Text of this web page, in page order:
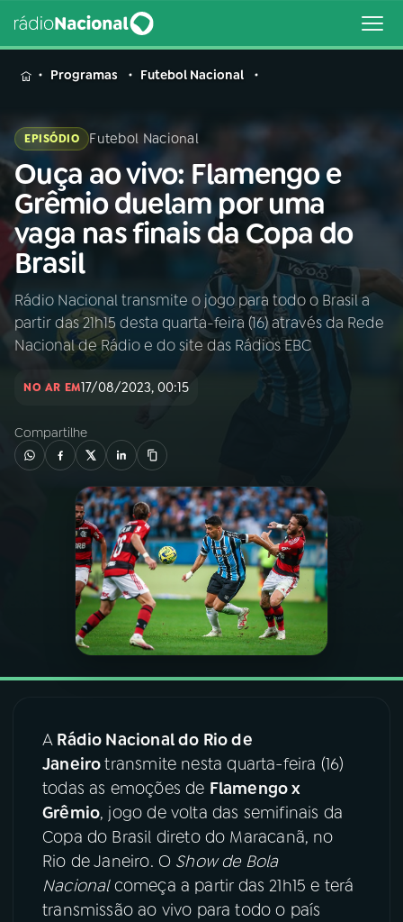
MENU
Buscar
na
Rádio
Nacional
Buscar
AO VIVO
01INÍCIO
02A RÁDIO
03PROGRAMAÇÃO
PROGRAMAS
PODCASTS
VIDEOCASTS
07ÚLTIMAS
08FESTIVAL DE MÚSICA
ACOMPANHE A RÁDIO NACIONAL
YouTube Facebook
Instagram X
Programas Futebol Nacional
EPISÓDIO Futebol Nacional
Ouça ao vivo: Flamengo e
Grêmio duelam por uma
vaga nas finais da Copa do
Brasil
Rádio Nacional transmite o jogo para todo o Brasil a
partir das 21h15 desta quarta-feira (16) através da Rede
Nacional de Rádio e do site das Rádios EBC
NO AR EM17/08/2023, 00:15
Compartilhe
A Rádio Nacional do Rio de
Janeirotransmite nesta quarta-feira (16)
todas as emoções de Flamengo x
Grêmio, jogo de volta das semifinais da
Copa do Brasil direto do Maracanã, no
Rio de Janeiro. O Show de Bola
Nacionalcomeça a partir das 21h15 e terá
transmissão ao vivo para todo o país